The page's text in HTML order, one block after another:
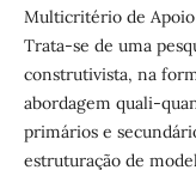
Multicritério de Apoio
Trata-se de uma
construtivista, na
abordagem quali-
primários e
estruturação de